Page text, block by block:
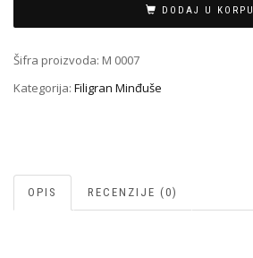
količina
DODAJ U KORPU
Šifra proizvoda: M 0007
Kategorija: Filigran Minđuše
OPIS RECENZIJE (0)